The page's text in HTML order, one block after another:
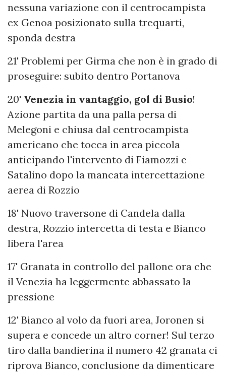
nessuna variazione con il centrocampista
ex Genoa posizionato sulla trequarti,
sponda destra
21' Problemi per Girma che non è in grado di
proseguire: subito dentro Portanova
20' Venezia in vantaggio, gol di Busio!
Azione partita da una palla persa di
Melegoni e chiusa dal centrocampista
americano che tocca in area piccola
anticipando l'intervento di Fiamozzi e
Satalino dopo la mancata intercettazione
aerea di Rozzio
18' Nuovo traversone di Candela dalla
destra, Rozzio intercetta di testa e Bianco
libera l'area
17' Granata in controllo del pallone ora che
il Venezia ha leggermente abbassato la
pressione
12' Bianco al volo da fuori area, Joronen si
supera e concede un altro corner! Sul terzo
tiro dalla bandierina il numero 42 granata ci
riprova Bianco, conclusione da dimenticare